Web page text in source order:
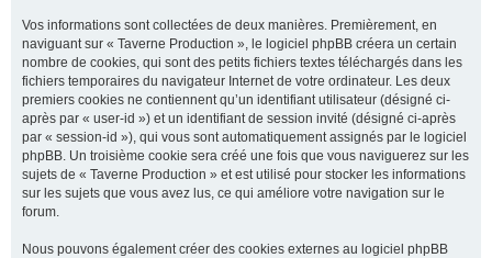
Vos informations sont collectées de deux manières. Premièrement, en
naviguant sur « Taverne Production », le logiciel phpBB créera un certain
nombre de cookies, qui sont des petits fichiers textes téléchargés dans les
fichiers temporaires du navigateur Internet de votre ordinateur. Les deux
premiers cookies ne contiennent qu’un identifiant utilisateur (désigné ci-
après par « user-id ») et un identifiant de session invité (désigné ci-après
par « session-id »), qui vous sont automatiquement assignés par le logiciel
phpBB. Un troisième cookie sera créé une fois que vous naviguerez sur les
sujets de « Taverne Production » et est utilisé pour stocker les informations
sur les sujets que vous avez lus, ce qui améliore votre navigation sur le
forum.
Nous pouvons également créer des cookies externes au logiciel phpBB